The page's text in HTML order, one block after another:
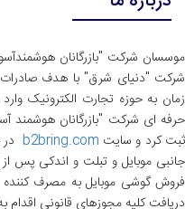
شرکت "دنیای شرق" با هدف صادرات
ثبت کرد و سایت b2bring.com
جانبی موبایل
دریافت کلیه مجوزهای قانونی اقدام